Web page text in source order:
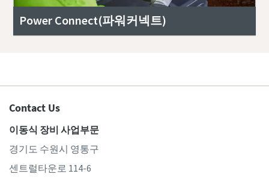
Power Connect(파워커넥트)
Contact Us
이동식 장비 사업부문
경기도 수원시 영통구
센트럴타운로 114-6